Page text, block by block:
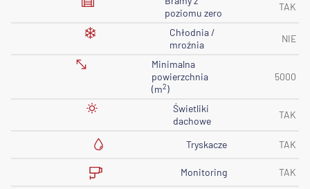
poziomu zero
TAK
Chłodnia /
mroźnia
NIE
Minimalna
powierzchnia
(m2)
5000
Świetliki
dachowe
TAK
Tryskacze TAK
Monitoring TAK